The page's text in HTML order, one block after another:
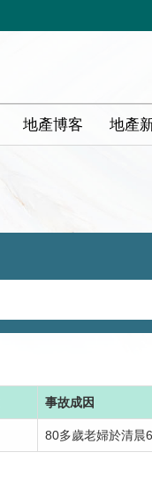
地產博客 地產
事故成因
80多歲老婦於清晨